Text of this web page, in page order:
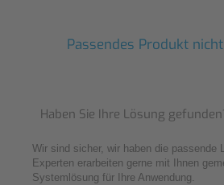
Passendes Produkt
Haben Sie Ihre Lösung
Wir sind sicher, wir haben die passende
Experten erarbeiten gerne mit Ihnen
Systemlösung für Ihre Anwendung.